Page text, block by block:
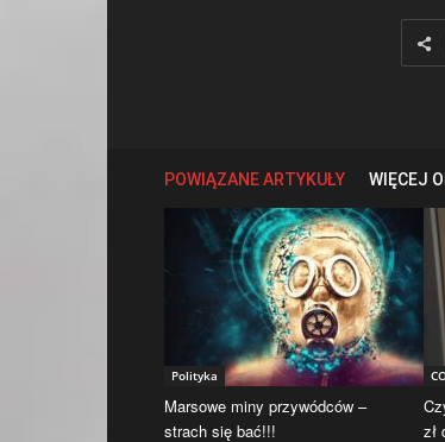
POWIĄZANE ARTYKUŁY WIĘCEJ
Polityka
Marsowe miny przywódców –
strach się bać!!!
zł